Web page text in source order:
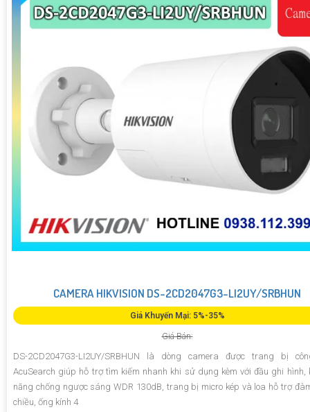
CAMERA HIKVISION DS-2CD2047G3-LI2UY/SRBHUN
Giá Khuyến Mại: 5%-35%
Giá Bán:
DS-2CD2047G3-LI2UY/SRBHUN là dòng camera được trang bị
AcuSearch giúp hỗ trợ tìm kiếm nhanh khi sử dụng kèm với đầu ghi hình,
năng chống ngược sáng WDR 130dB, trang bị micro kép và loa hỗ trợ
chiều, ống kính 4